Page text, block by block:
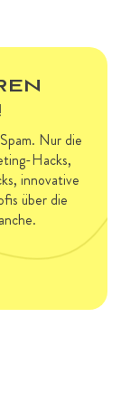
Nur die
Hacks,
innovative
über die